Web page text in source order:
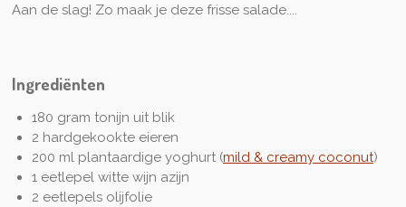
Aan de slag! Zo maak je deze frisse salade....
Ingrediënten
180 gram tonijn uit blik
2 hardgekookte eieren
200 ml plantaardige yoghurt (mild & creamy coconut)
1 eetlepel witte wijn azijn
2 eetlepels olijfolie